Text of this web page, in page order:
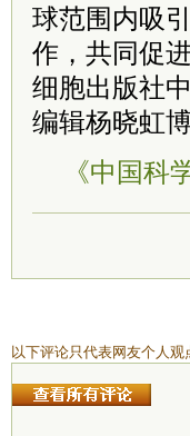
球范围内吸
作，共同促
细胞出版社
编辑杨晓虹
《中国科
以下评论只代表网友个人观